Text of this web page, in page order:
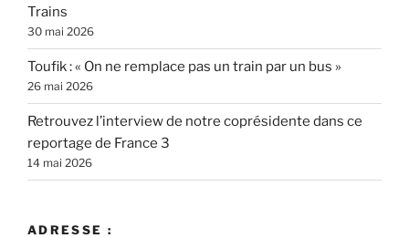
Trains
30 mai 2026
Toufik : « On ne remplace pas un train par un bus »
26 mai 2026
Retrouvez l’interview de notre coprésidente dans ce
reportage de France 3
14 mai 2026
ADRESSE :